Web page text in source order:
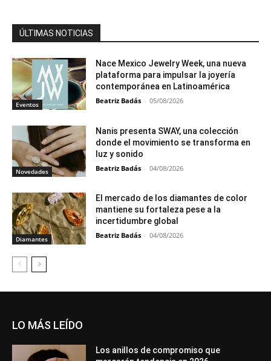
ÚLTIMAS NOTICIAS
Eventos
Nace Mexico Jewelry Week, una nueva
plataforma para impulsar la joyería
contemporánea en Latinoamérica
Beatriz Badás - 05/08/2026
Novedades
Nanis presenta SWAY, una colección
donde el movimiento se transforma en
luz y sonido
Beatriz Badás - 04/08/2026
Diamantes
El mercado de los diamantes de color
mantiene su fortaleza pese a la
incertidumbre global
Beatriz Badás - 04/08/2026
LO MÁS LEÍDO
Los anillos de compromiso que